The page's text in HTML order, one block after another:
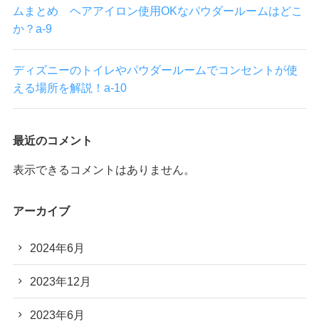
ムまとめ ヘアアイロン使用OKなパウダールームはどこ
か？a-9
ディズニーのトイレやパウダールームでコンセントが使
える場所を解説！a-10
最近のコメント
表示できるコメントはありません。
アーカイブ
2024年6月
2023年12月
2023年6月